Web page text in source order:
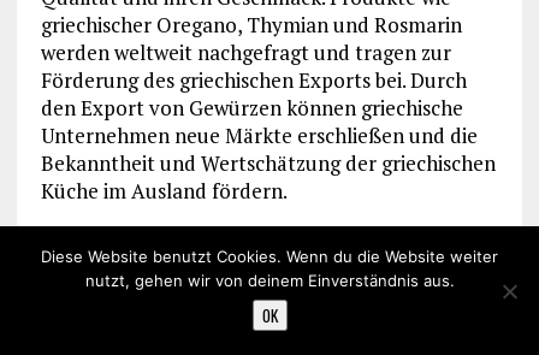
griechischer Oregano, Thymian und Rosmarin
werden weltweit nachgefragt und tragen zur
Förderung des griechischen Exports bei. Durch
den Export von Gewürzen können griechische
Unternehmen neue Märkte erschließen und die
Bekanntheit und Wertschätzung der griechischen
Küche im Ausland fördern.
Förderung von Gewürztourismus und
Agrartourismus
Die reiche Vielfalt an Kräutern und Gewürzen in
Diese Website benutzt Cookies. Wenn du die Website weiter
nutzt, gehen wir von deinem Einverständnis aus.
OK